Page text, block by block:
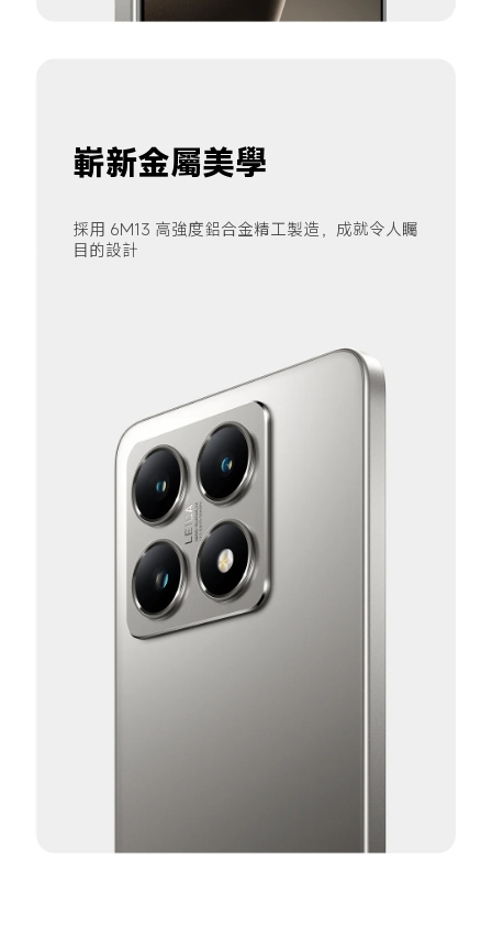
嶄新金屬美學
採用 6M13 高強度鋁合金精工製造，成就令人矚
目的設計